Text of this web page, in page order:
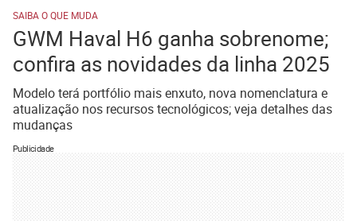
SAIBA O QUE MUDA
GWM Haval H6 ganha sobrenome;
confira as novidades da linha 2025
Modelo terá portfólio mais enxuto, nova nomenclatura e
atualização nos recursos tecnológicos; veja detalhes das
mudanças
Publicidade